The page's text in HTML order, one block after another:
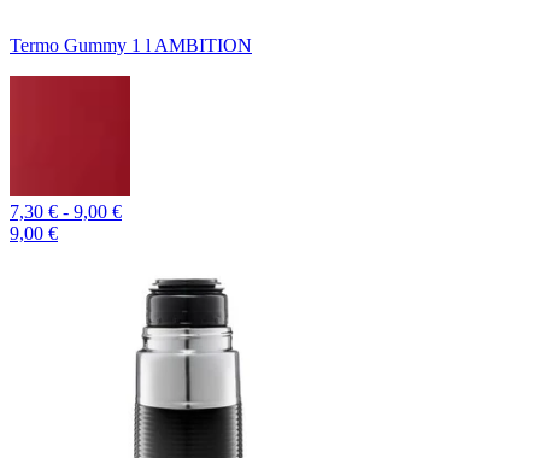
Termo Gummy 1 l AMBITION
7,30 € - 9,00 €
9,00 €